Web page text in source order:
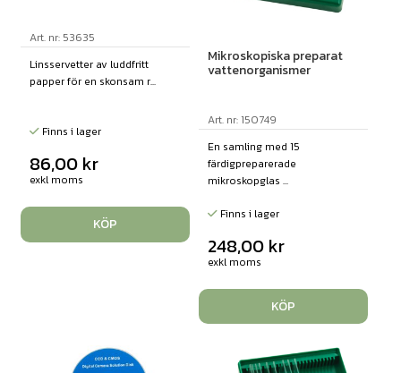
Art. nr: 53635
Linsservetter av luddfritt
papper för en skonsam r...
Finns i lager
86,00 kr
exkl moms
KÖP
Mikroskopiska preparat
vattenorganismer
Art. nr: 150749
En samling med 15
färdigpreparerade
mikroskopglas ...
Finns i lager
248,00 kr
exkl moms
KÖP